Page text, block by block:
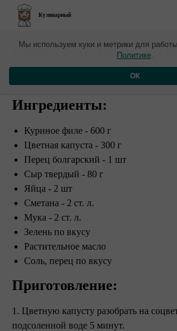
Кулинарный
​Рубленные
котлеты с
Ингредиенты:
Куриное филе - 600 г
Цветная капуста - 300 г
Перец болгарский - 1 шт
Сыр твердый - 80 г
Яйца - 2 шт
Сметана - 2 ст. л.
Мука - 2 ст. л.
Зелень по вкусу
Растительное масло
Соль, перец по вкусу
Приготовление:
1. Цветную капусту разобрать на
подсоленной воде 5 минут.
Мы используем куки и метрики для
Политике.
ОК